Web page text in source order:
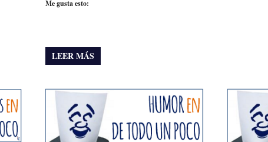
Me gusta esto:
LEER MÁS